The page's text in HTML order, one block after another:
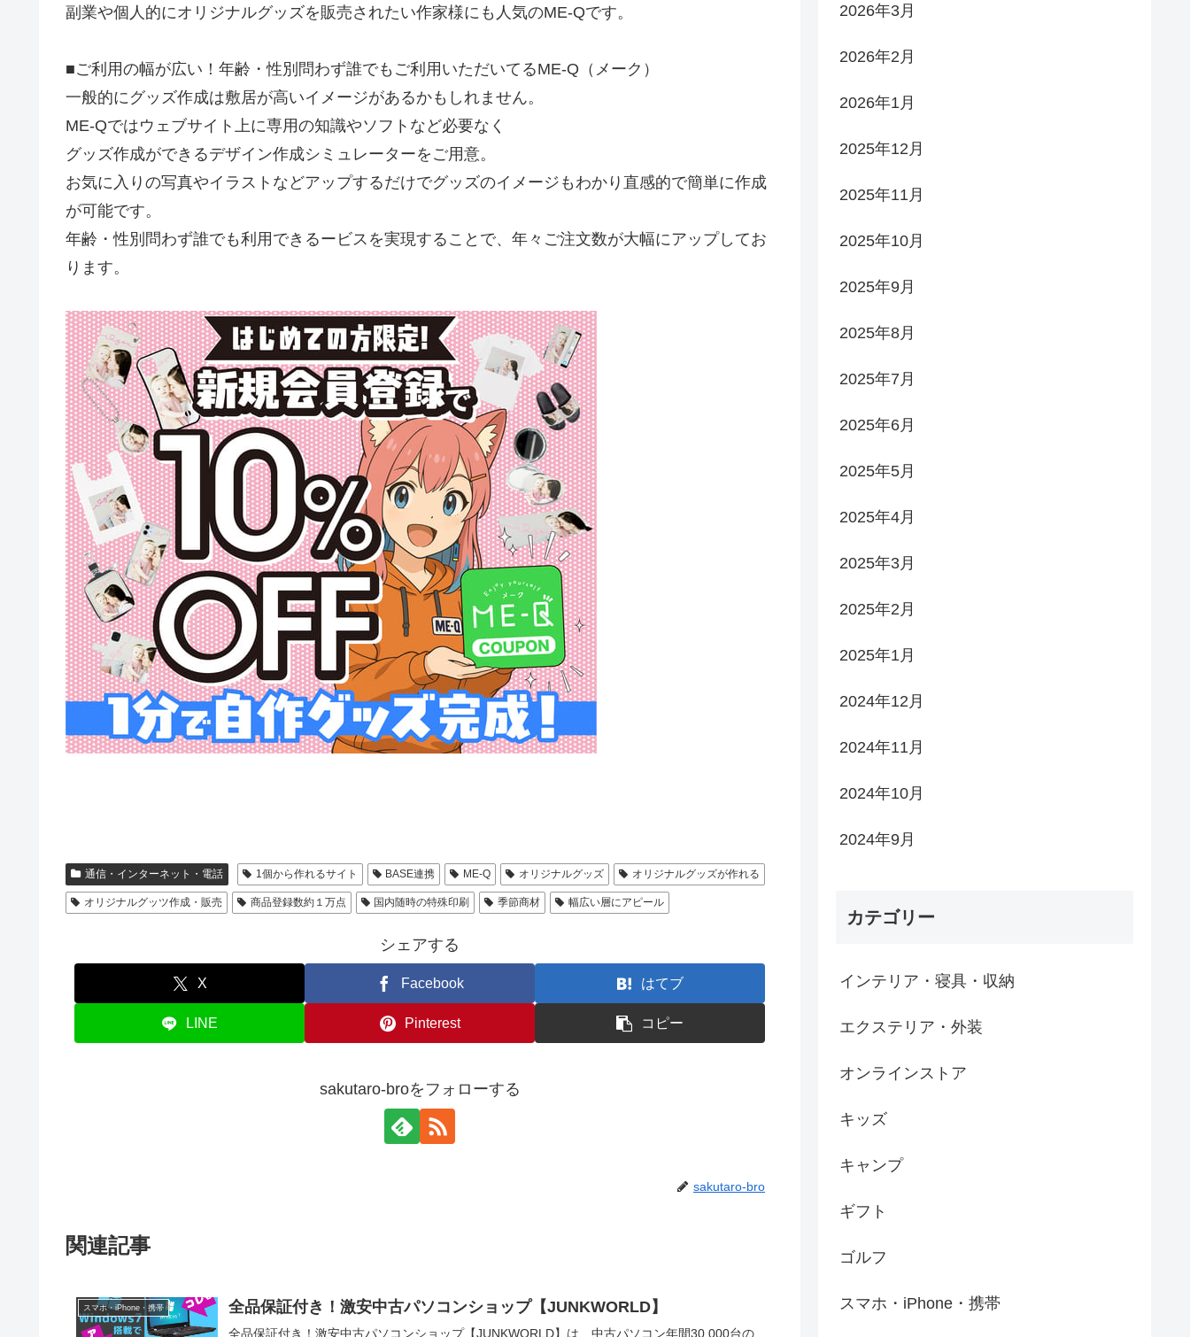
副業や個人的にオリジナルグッズを販売されたい作家様にも人気のME-Qです。
■ご利用の幅が広い！年齢・性別問わず誰でもご利用いただいてるME-Q（メーク）
一般的にグッズ作成は敷居が高いイメージがあるかもしれません。
ME-Qではウェブサイト上に専用の知識やソフトなど必要なく
グッズ作成ができるデザイン作成シミュレーターをご用意。
お気に入りの写真やイラストなどアップするだけでグッズのイメージもわかり直感的で簡単に作成
が可能です。
年齢・性別問わず誰でも利用できるービスを実現することで、年々ご注文数が大幅にアップしてお
ります。
通信・インターネット・電話 1個から作れるサイト BASE連携 ME-Q オリジナルグッズ オリジナルグッズが作れる
オリジナルグッツ作成・販売 商品登録数約１万点 国内随時の特殊印刷 季節商材 幅広い層にアピール
シェアする
X Facebook はてブ
LINE Pinterest コピー
sakutaro-broをフォローする
sakutaro-bro
関連記事
スマホ・iPhone・携帯 全品保証付き！激安中古パソコンショップ【JUNKWORLD】
全品保証付き！激安中古パソコンショップ【JUNKWORLD】は、中古パソコン年間30,000台の
2026年3月
2026年2月
2026年1月
2025年12月
2025年11月
2025年10月
2025年9月
2025年8月
2025年7月
2025年6月
2025年5月
2025年4月
2025年3月
2025年2月
2025年1月
2024年12月
2024年11月
2024年10月
2024年9月
カテゴリー
インテリア・寝具・収納
エクステリア・外装
オンラインストア
キッズ
キャンプ
ギフト
ゴルフ
スマホ・iPhone・携帯